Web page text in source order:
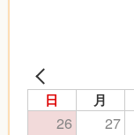
日 月
26 27